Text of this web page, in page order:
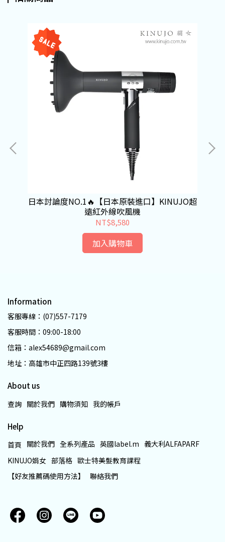
日本討論度NO.1🔥【日本原裝進口】KINUJO超
遠紅外線吹風機
NT$8,580
加入購物車
Information
客服專線：(07)557-7179
客服時間：09:00-18:00
信箱：alex54689@gmail.com
地址：高雄市中正四路139號3樓
About us
查詢 關於我們 購物須知 我的帳戶
Help
首頁 關於我們 全系列產品 英國label.m 義大利ALFAPARF
KINUJO娟女 部落格 歐士特美髮教育課程
【好友推薦碼使用方法】
聯絡我們